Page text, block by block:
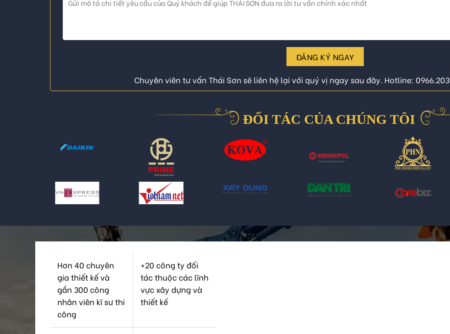
ĐĂNG KÝ NGAY
Chuyên viên tư vấn Thái Sơn sẽ liên hệ lại với quý vị ngay sau đây. Hotline:
ĐỐI TÁC CỦA CHÚNG TÔI
Hơn 40 chuyên
gia thiết kế và
gần 300 công
nhân viên kĩ sư thi
công
+20 công ty đối
tác thuộc các lĩnh
vực xây dựng và
thiết kế